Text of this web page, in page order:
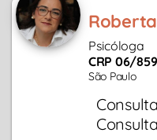
Psicóloga
CRP 06/
São Paulo